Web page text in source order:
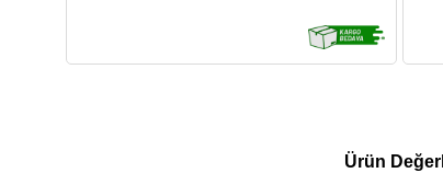
Ürün